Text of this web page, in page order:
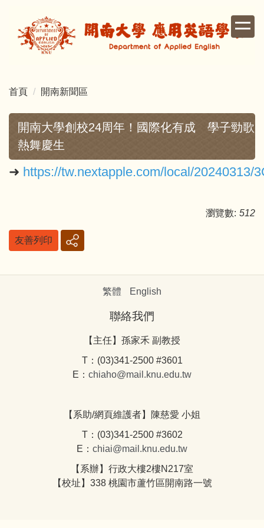
區
首頁 開南新聞區
開南大學創校24周年！國際化有成 學子勁歌
熱舞慶生
➜ https://tw.nextapple.com/local/20240313/
瀏覽數: 512
友善列印
繁體 English
聯絡我們
【主任】孫家禾 副教授
T：(03)341-2500 #3601
E： chiaho@mail.knu.edu.tw
【系助/網頁維護者】陳慈愛 小姐
T：(03)341-2500 #3602
E： chiai@mail.knu.edu.tw
【系辦】行政大樓2樓N217室
【校址】338 桃園市蘆竹區開南路一號